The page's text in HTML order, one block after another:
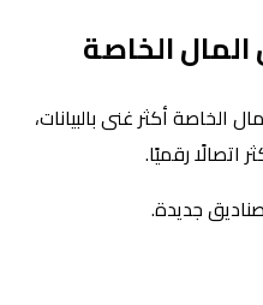
الخاصة
أكثر غنى بالبيانات،
اتصالًا رقميًا.
جديدة.